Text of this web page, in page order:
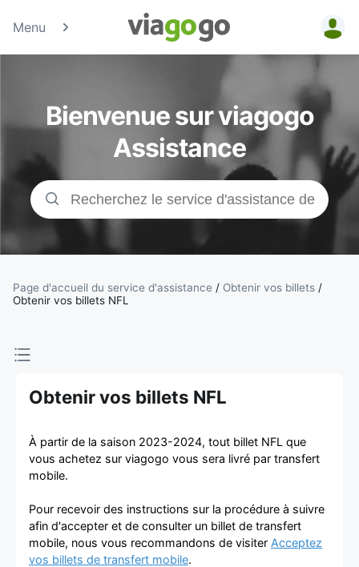
Menu
Billets -
Billet pour
concerts,
événements
sportifs et
théâtre |
viagogo, la
de vente de
billets
Bienvenue sur viagogo
Assistance
Page d'accueil du service d'assistance / Obtenir vos billets /
Obtenir vos billets NFL
Obtenir vos billets NFL
À partir de la saison 2023-2024, tout billet NFL que
vous achetez sur viagogo vous sera livré par transfert
mobile.
Pour recevoir des instructions sur la procédure à suivre
afin d'accepter et de consulter un billet de transfert
mobile, nous vous recommandons de visiter Acceptez
vos billets de transfert mobile.